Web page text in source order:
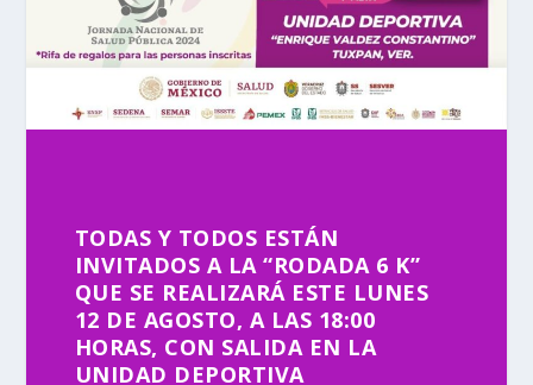
TODAS Y TODOS ESTÁN
INVITADOS A LA “RODADA 6 K”
QUE SE REALIZARÁ ESTE LUNES
12 DE AGOSTO, A LAS 18:00
HORAS, CON SALIDA EN LA
UNIDAD DEPORTIVA